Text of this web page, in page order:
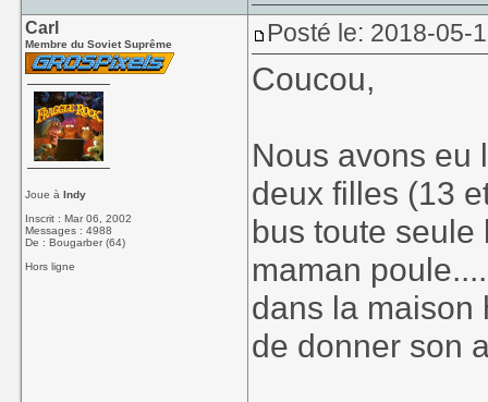
Carl
Membre du Soviet Suprême
Joue àIndy
Inscrit : Mar 06, 2002
Messages : 4988
De : Bougarber (64)
Hors ligne
Posté le: 2018-05-
Coucou,
Nous avons eu
deux filles (13
bus toute
maman
dans la maison
de donner son